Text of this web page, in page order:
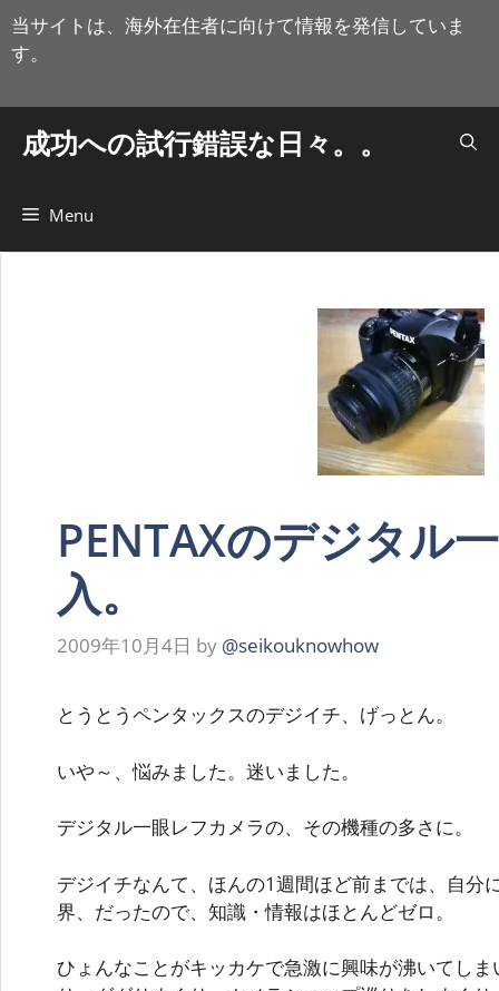
コ
ン
テ
当サイトは、海外在住者に向けて情報を発信していま
す。
成功への試行錯誤な日々。。
Menu
PENTAXのデジタル
入。
2009年10月4日 by @seikouknowhow
とうとうペンタックスのデジイチ、げっとん。
いや～、悩みました。迷いました。
デジタル一眼レフカメラの、その機種の多さに。
デジイチなんて、ほんの1週間ほど前までは、自分
界、だったので、知識・情報はほとんどゼロ。
ひょんなことがキッカケで急激に興味が沸いてし